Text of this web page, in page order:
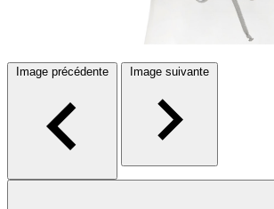
Image précédente Image suivante